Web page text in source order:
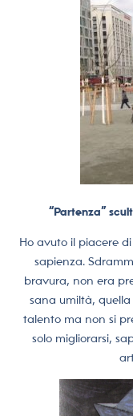
“Partenza”
Ho avuto il piacere
sapienza.
bravura, non era
sana umiltà,
talento ma non si
solo migliorarsi,